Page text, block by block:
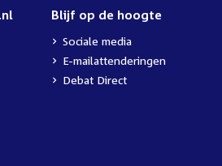
Blijf op de hoogte
Sociale media
E-mailattenderingen
Debat Direct